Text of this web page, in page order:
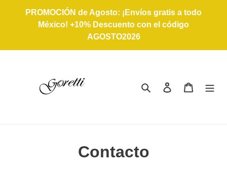
directamentePROMOCIÓN de Agosto: ¡Envíos gratis a todo
México! +10% Descuento con el código
AGOSTO2026
Buscar Ingresar Carrito
Contacto